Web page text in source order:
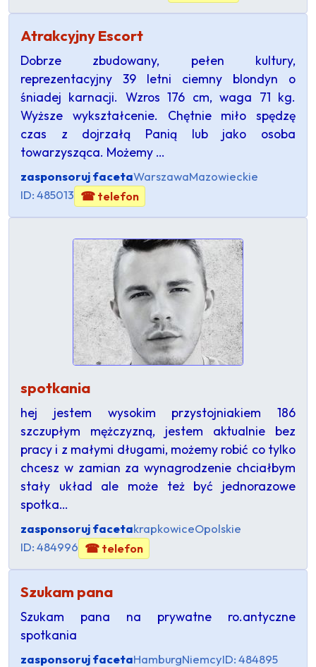
Atrakcyjny Escort
Dobrze zbudowany, pełen kultury,
reprezentacyjny 39 letni ciemny blondyn o
śniadej karnacji. Wzros 176 cm, waga 71 kg.
Wyższe wykształcenie. Chętnie miło spędzę
czas z dojrzałą Panią lub jako osoba
towarzysząca. Możemy …
zasponsoruj facetaWarszawaMazowieckie
ID: 485013 ☎ telefon
spotkania
hej jestem wysokim przystojniakiem 186
szczupłym mężczyzną, jestem aktualnie bez
pracy i z małymi długami, możemy robić co tylko
chcesz w zamian za wynagrodzenie chciałbym
stały układ ale może też być jednorazowe
spotka…
zasponsoruj facetakrapkowiceOpolskie
ID: 484996 ☎ telefon
Szukam pana
Szukam pana na prywatne ro.antyczne
spotkania
zasponsoruj facetaHamburgNiemcyID: 484895